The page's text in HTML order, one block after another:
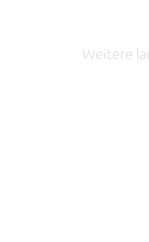
Weitere